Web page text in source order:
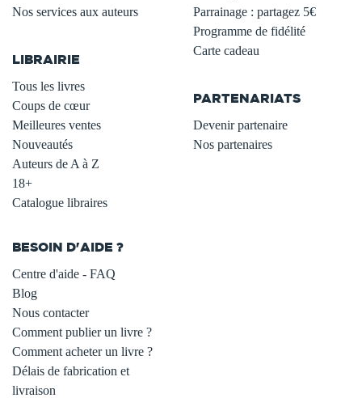
Nos services aux auteurs
LIBRAIRIE
Tous les livres
Coups de cœur
Meilleures ventes
Nouveautés
Auteurs de A à Z
18+
Catalogue libraires
Parrainage : partagez 5€
Programme de fidélité
Carte cadeau
PARTENARIATS
Devenir partenaire
Nos partenaires
BESOIN D'AIDE ?
Centre d'aide - FAQ
Blog
Nous contacter
Comment publier un livre ?
Comment acheter un livre ?
Délais de fabrication et
livraison